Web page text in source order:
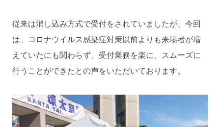
従来は消し込み方式で受付をされていましたが、今回
は、コロナウイルス感染症対策以前よりも来場者が増
えていたにも関わらず、受付業務を楽に、スムーズに
行うことができたとの声をいただいております。